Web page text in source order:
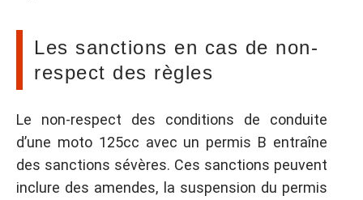
Les sanctions en cas de non-
respect des règles
Le non-respect des conditions de conduite
d’une moto 125cc avec un permis B entraîne
des sanctions sévères. Ces sanctions peuvent
inclure des amendes, la suspension du permis